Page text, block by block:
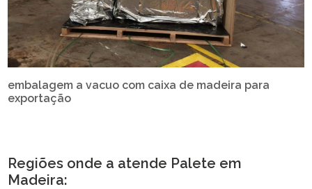
embalagem a vacuo com caixa de madeira para
exportação
Regiões onde a atende Palete em
Madeira: